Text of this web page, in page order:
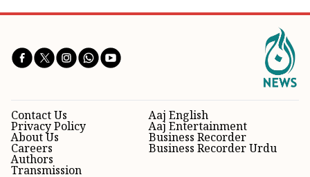
Aaj English
Aaj Entertainment
Business Recorder
Business Recorder Urdu
Contact Us
Privacy Policy
About Us
Careers
Authors
Transmission